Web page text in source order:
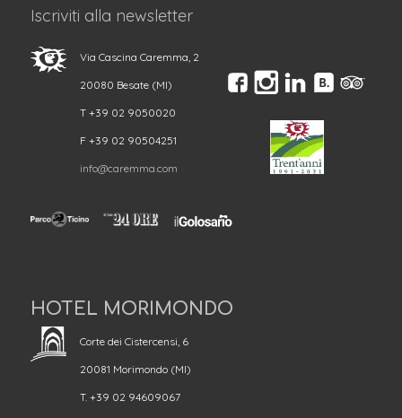
Iscriviti alla newsletter
Via Cascina Caremma, 2
20080 Besate (MI)
T +39 02 9050020
F +39 02 90504251
info@caremma.com
HOTEL MORIMONDO
Corte dei Cistercensi, 6
20081 Morimondo (MI)
T. +39 02 94609067